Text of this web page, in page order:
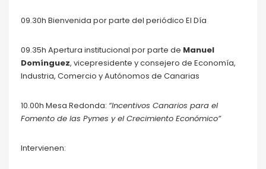
09.30h Bienvenida por parte del periódico El Día
09.35h Apertura institucional por parte de Manuel
Domínguez, vicepresidente y consejero de Economía,
Industria, Comercio y Autónomos de Canarias
10.00h Mesa Redonda: “Incentivos Canarios para el
Fomento de las Pymes y el Crecimiento Económico”
Intervienen: